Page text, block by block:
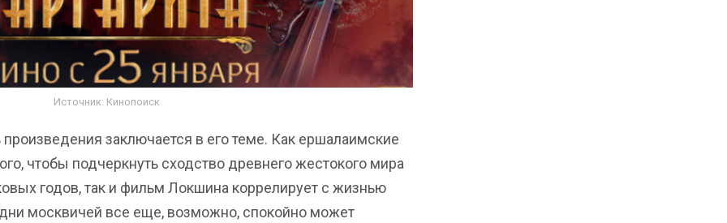
Источник: Кинопоиск
произведения заключается в его теме. Как ершалаимские
чтобы подчеркнуть сходство древнего жестокого мира
годов, так и фильм Локшина коррелирует с жизнью
москвичей все еще, возможно, спокойно может